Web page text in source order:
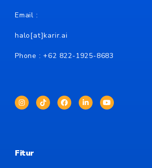
Email :
halo[at]karir.ai
Phone : +62 822-1925-8683
Fitur